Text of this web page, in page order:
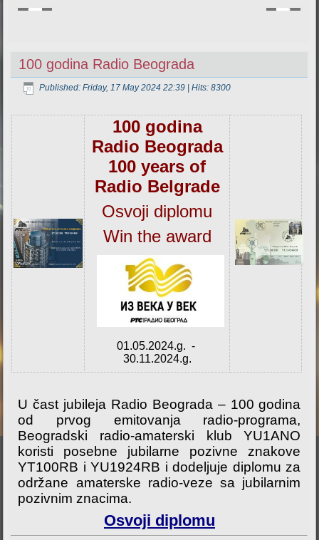
100 godina Radio Beograda
Published: Friday, 17 May 2024 22:39 | Hits: 8300
100 godina
Radio Beograda
100 years of
Radio Belgrade
Osvoji diplomu
Win the award
01.05.2024.g. -
30.11.2024.g.
U čast jubileja Radio Beograda – 100 godina
od prvog emitovanja radio-programa,
Beogradski radio-amaterski klub YU1ANO
koristi posebne jubilarne pozivne znakove
YT100RB i YU1924RB i dodeljuje diplomu za
održane amaterske radio-veze sa jubilarnim
pozivnim znacima.
Osvoji diplomu